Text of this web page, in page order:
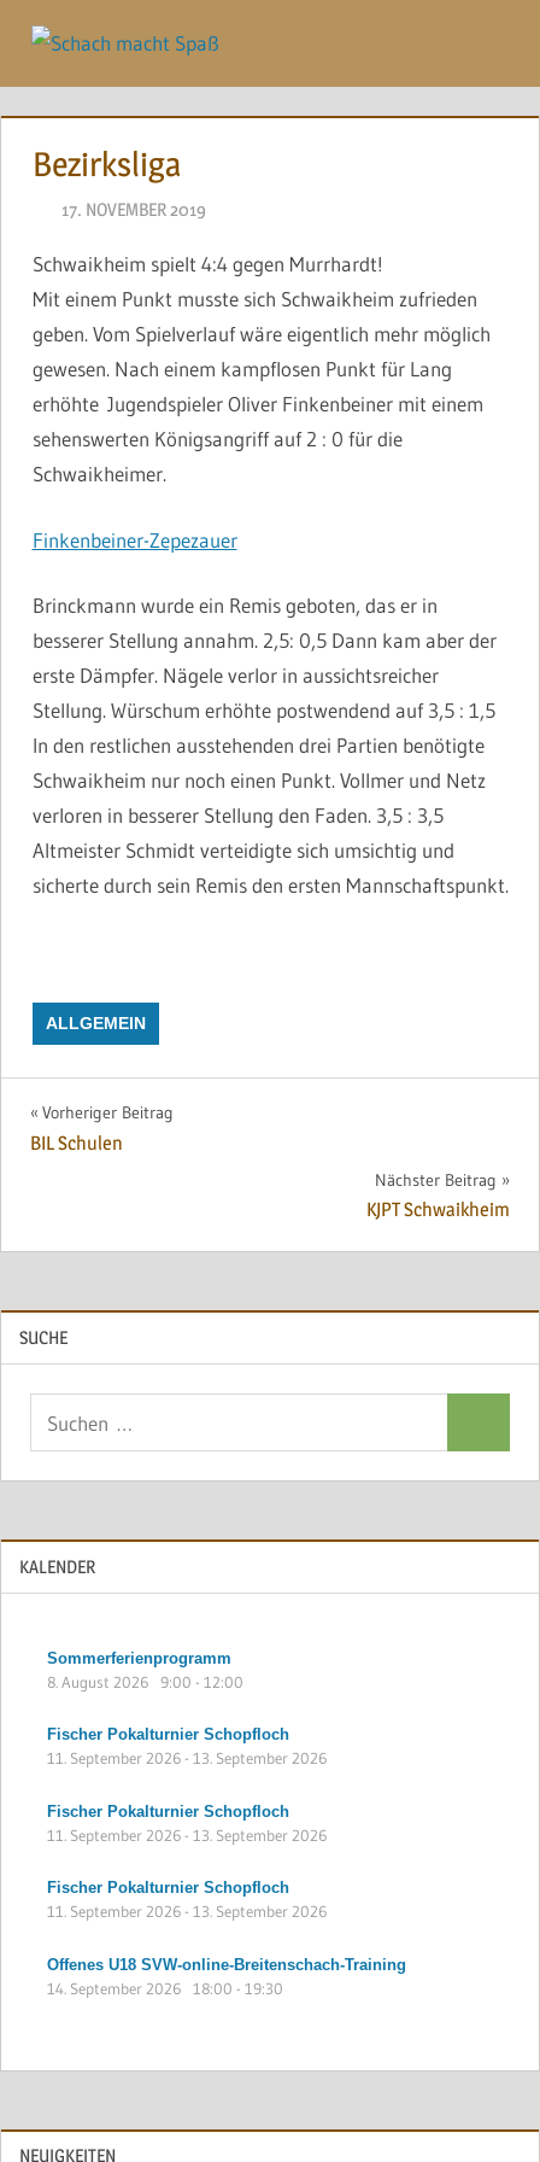
Inhalt
springen
Bezirksliga
17. NOVEMBER 2019
Schwaikheim spielt 4:4 gegen Murrhardt!
Mit einem Punkt musste sich Schwaikheim zufrieden
geben. Vom Spielverlauf wäre eigentlich mehr möglich
gewesen. Nach einem kampflosen Punkt für Lang
erhöhte Jugendspieler Oliver Finkenbeiner mit einem
sehenswerten Königsangriff auf 2 : 0 für die
Schwaikheimer.
Finkenbeiner-Zepezauer
Brinckmann wurde ein Remis geboten, das er in
besserer Stellung annahm. 2,5: 0,5 Dann kam aber der
erste Dämpfer. Nägele verlor in aussichtsreicher
Stellung. Würschum erhöhte postwendend auf 3,5 : 1,5
In den restlichen ausstehenden drei Partien benötigte
Schwaikheim nur noch einen Punkt. Vollmer und Netz
verloren in besserer Stellung den Faden. 3,5 : 3,5
Altmeister Schmidt verteidigte sich umsichtig und
sicherte durch sein Remis den ersten Mannschaftspunkt.
ALLGEMEIN
Beitragsnavigation
Vorheriger Beitrag
BIL Schulen
Nächster Beitrag
KJPT Schwaikheim
SUCHE
KALENDER
Sommerferienprogramm
8. August 2026 9:00 - 12:00
Fischer Pokalturnier Schopfloch
11. September 2026- 13. September 2026
Fischer Pokalturnier Schopfloch
11. September 2026- 13. September 2026
Fischer Pokalturnier Schopfloch
11. September 2026- 13. September 2026
Offenes U18 SVW-online-Breitenschach-Training
14. September 2026 18:00 - 19:30
NEUIGKEITEN